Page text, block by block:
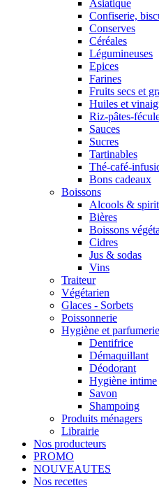
Asiatique
Confiserie,
Conserves
Céréales
Légumineuses
Epices
Farines
Fruits secs et
Huiles et
Riz-pâtes-
Sauces
Sucres
Tartinables
Thé-café-
Bons cadeaux
Boissons
Alcools &
Bières
Boissons
Cidres
Jus & sodas
Vins
Traiteur
Végétarien
Glaces - Sorbets
Poissonnerie
Hygiène et parfumerie
Dentifrice
Démaquillant
Déodorant
Hygiène intime
Savon
Shampoing
Produits ménagers
Librairie
Nos producteurs
PROMO
NOUVEAUTES
Nos recettes